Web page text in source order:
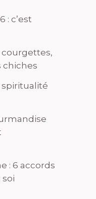
: c’est
courgettes,
chiches
spiritualité
: 6 accords